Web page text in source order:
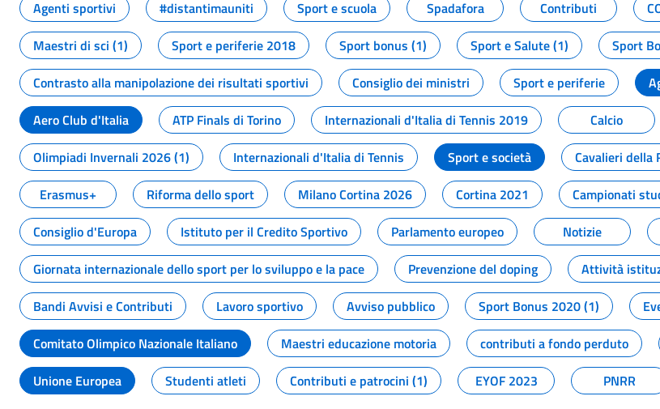
Agenti sportivi
#distantimauniti Sport e scuola Spadafora Contributi
Maestri di sci (1)
Sport e periferie 2018 Sport bonus (1) Sport e Salute (1) Sport
Contrasto alla manipolazione dei risultati sportivi
Consiglio dei ministri Sport e periferie
Aero Club d'Italia
ATP Finals di Torino Internazionali d'Italia di Tennis 2019 Calcio
Olimpiadi Invernali 2026 (1)
Internazionali d'Italia di Tennis Sport e società Cavalieri della
Erasmus+
Riforma dello sport Milano Cortina 2026 Cortina 2021 Campionati
Consiglio d'Europa
Istituto per il Credito Sportivo Parlamento europeo Notizie
Giornata internazionale dello sport per lo sviluppo e la pace
Prevenzione del doping Attività
Bandi Avvisi e Contributi
Lavoro sportivo Avviso pubblico Sport Bonus 2020 (1)
Comitato Olimpico Nazionale Italiano
Maestri educazione motoria contributi a fondo perduto
Unione Europea
Studenti atleti Contributi e patrocini (1) EYOF 2023 PNRR